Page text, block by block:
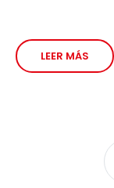
LEER MÁS